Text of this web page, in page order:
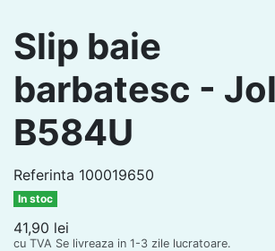
Slip baie
barbatesc -
B584U
Referinta 100019650
In stoc
41,90 lei
cu TVA Se livreaza in 1-3 zile lucratoare.